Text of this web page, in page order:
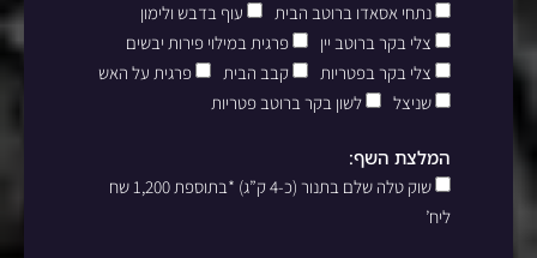
נתחי אסאדו ברוטב הבית
עוף בדבש ולימון
צלי בקר ברוטב יין
פרגית במילוי פירות יבשים
צלי בקר בפטריות
קבב הבית
פרגית על האש
שניצל
לשון בקר ברוטב פטריות
המלצת השף:
שוק טלה שלם בתנור (כ-4 ק”ג) *בתוספת 1,200 שח
ליח’